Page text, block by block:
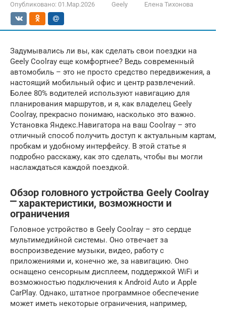
Опубликовано: 01.Мар.2026 Geely Елена Тихонова
Задумывались ли вы, как сделать свои поездки на
Geely Coolray еще комфортнее? Ведь современный
автомобиль – это не просто средство передвижения, а
настоящий мобильный офис и центр развлечений.
Более 80% водителей используют навигацию для
планирования маршрутов, и я, как владелец Geely
Coolray, прекрасно понимаю, насколько это важно.
Установка Яндекс.Навигатора на ваш Coolray – это
отличный способ получить доступ к актуальным картам,
пробкам и удобному интерфейсу. В этой статье я
подробно расскажу, как это сделать, чтобы вы могли
наслаждаться каждой поездкой.
Обзор головного устройства Geely Coolray
⎻ характеристики, возможности и
ограничения
Головное устройство в Geely Coolray – это сердце
мультимедийной системы. Оно отвечает за
воспроизведение музыки, видео, работу с
приложениями и, конечно же, за навигацию. Оно
оснащено сенсорным дисплеем, поддержкой WiFi и
возможностью подключения к Android Auto и Apple
CarPlay. Однако, штатное программное обеспечение
может иметь некоторые ограничения, например,